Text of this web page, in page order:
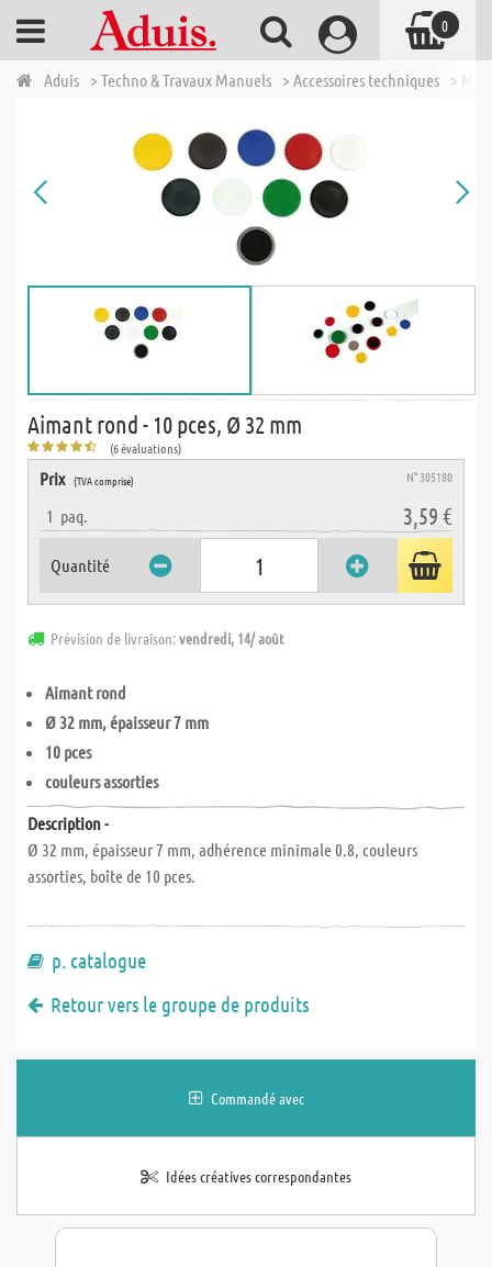
Aduis > Techno & Travaux Manuels > Accessoires techniques >
Aimant rond - 10 pces, Ø 32 mm
(6 évaluations)
Prix (TVA comprise) N° 305180
1 paq. 3,59 €
Quantité
Prévision de livraison:vendredi, 14/ août
Aimant rond
Ø 32 mm, épaisseur 7 mm
10 pces
couleurs assorties
Description -
Ø 32 mm, épaisseur 7 mm, adhérence minimale 0.8, couleurs
assorties, boîte de 10 pces.
p. catalogue
Retour vers le groupe de produits
Commandé avec
Idées créatives correspondantes
0